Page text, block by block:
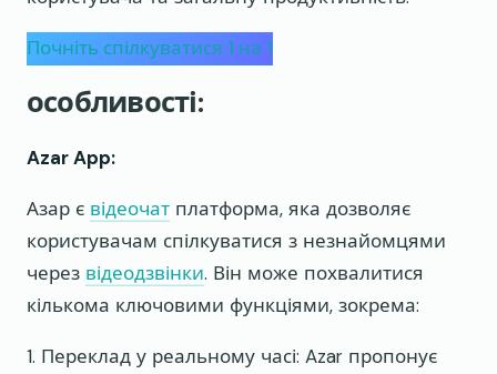
Почніть спілкуватися 1 на 1
особливості:
Azar App:
Азар є відеочат платформа, яка дозволяє
користувачам спілкуватися з незнайомцями
через відеодзвінки. Він може похвалитися
кількома ключовими функціями, зокрема:
1. Переклад у реальному часі: Azar пропонує